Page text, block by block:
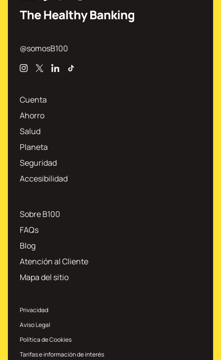
@somosB100
InstagramLinkedin
Cuenta
Ahorro
Salud
Planeta
Seguridad
Accesibilidad
Sobre B100
FAQs
Blog
Atención al Cliente
Mapa del sitio
Privacidad
Aviso Legal
Política de Cookies
Tarifas e información de interés